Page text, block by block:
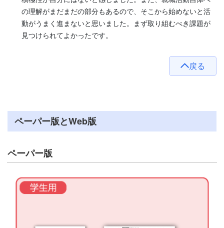
の理解がまだまだの部分もあるので、そこから始めないと活
動がうまく進まないと思いました。まず取り組むべき課題が
見つけられてよかったです。
戻る
ペーパー版とWeb版
ペーパー版